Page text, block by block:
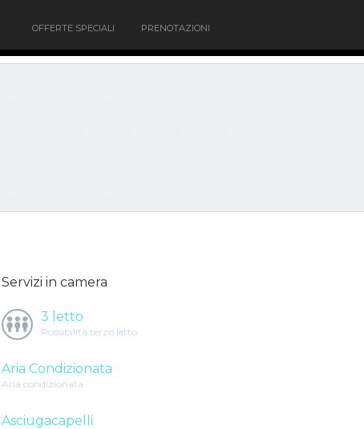
OFFERTE SPECIALI
PRENOTAZIONI
Servizi in camera
3 letto
Possibilità terzo letto
Aria Condizionata
Aria condizionata
Asciugacapelli